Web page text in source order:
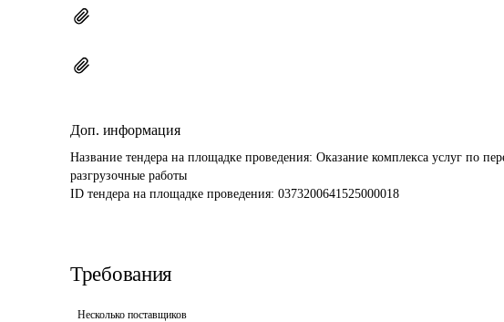
Доп. информация
Название тендера на площадке проведения: Оказание комплекса услуг по
разгрузочные работы
ID тендера на площадке проведения: 0373200641525000018
Требования
Несколько поставщиков